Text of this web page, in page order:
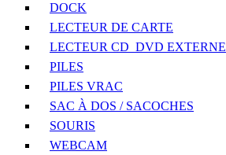
DOCK
LECTEUR DE CARTE
LECTEUR CD_DVD EXTERNE
PILES
PILES VRAC
SAC À DOS / SACOCHES
SOURIS
WEBCAM